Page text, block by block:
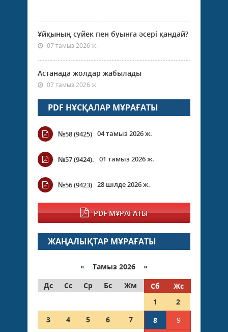
Ұйқының сүйек пен буынға әсері қандай?
07 тамыз 2026 ж.
Астанада жолдар жабылады
07 тамыз 2026 ж.
PDF НҰСҚАЛАР МҰРАҒАТЫ
№58 (9425) 04 тамыз 2026 ж.
№57 (9424). 01 тамыз 2026 ж.
№56 (9423) 28 шілде 2026 ж.
PDF МҰРАҒАТЫ
ЖАҢАЛЫҚТАР МҰРАҒАТЫ
« Тамыз 2026 »
Дс
Сс Ср Бс Жм Сб
Жс
1
2
3
4 5 6 7 8
9